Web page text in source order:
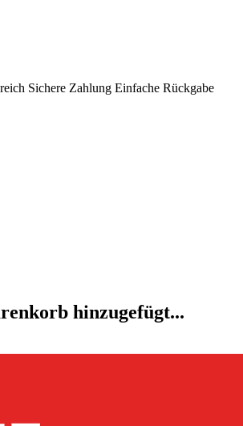
Sichere Zahlung Einfache Rückgabe
hinzugefügt...